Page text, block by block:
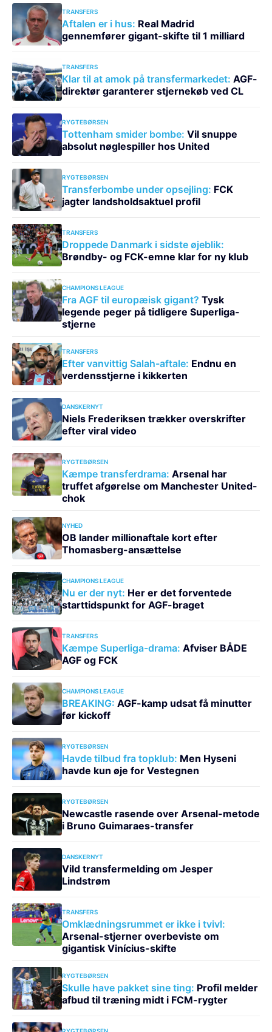
TRANSFERS
Aftalen er i hus: Real Madrid
gennemfører gigant-skifte til 1 milliard
TRANSFERS
Klar til at amok på transfermarkedet: AGF-
direktør garanterer stjernekøb ved CL
RYGTEBØRSEN
Tottenham smider bombe: Vil snuppe
absolut nøglespiller hos United
RYGTEBØRSEN
Transferbombe under opsejling: FCK
jagter landsholdsaktuel profil
TRANSFERS
Droppede Danmark i sidste øjeblik:
Brøndby- og FCK-emne klar for ny klub
CHAMPIONS LEAGUE
Fra AGF til europæisk gigant? Tysk
legende peger på tidligere Superliga-
stjerne
TRANSFERS
Efter vanvittig Salah-aftale: Endnu en
verdensstjerne i kikkerten
DANSKERNYT
Niels Frederiksen trækker overskrifter
efter viral video
RYGTEBØRSEN
Kæmpe transferdrama: Arsenal har
truffet afgørelse om Manchester United-
chok
NYHED
OB lander millionaftale kort efter
Thomasberg-ansættelse
CHAMPIONS LEAGUE
Nu er der nyt: Her er det forventede
starttidspunkt for AGF-braget
TRANSFERS
Kæmpe Superliga-drama: Afviser BÅDE
AGF og FCK
CHAMPIONS LEAGUE
BREAKING: AGF-kamp udsat få minutter
før kickoff
RYGTEBØRSEN
Havde tilbud fra topklub: Men Hyseni
havde kun øje for Vestegnen
RYGTEBØRSEN
Newcastle rasende over Arsenal-metode
i Bruno Guimaraes-transfer
DANSKERNYT
Vild transfermelding om Jesper
Lindstrøm
TRANSFERS
Omklædningsrummet er ikke i tvivl:
Arsenal-stjerner overbeviste om
gigantisk Vinícius-skifte
RYGTEBØRSEN
Skulle have pakket sine ting: Profil melder
afbud til træning midt i FCM-rygter